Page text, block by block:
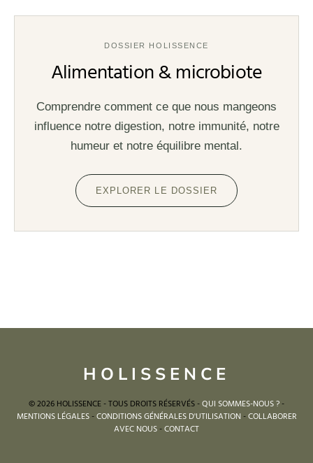
DOSSIER HOLISSENCE
Alimentation & microbiote
Comprendre comment ce que nous mangeons
influence notre digestion, notre immunité, notre
humeur et notre équilibre mental.
EXPLORER LE DOSSIER
HOLISSENCE
© 2026 HOLISSENCE - TOUS DROITS RÉSERVÉS -QUI SOMMES-NOUS ?-
MENTIONS LÉGALES-CONDITIONS GÉNÉRALES D'UTILISATION-COLLABORER
AVEC NOUS-CONTACT